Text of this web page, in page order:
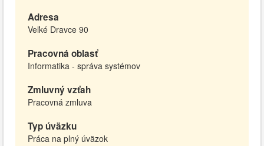
Adresa
Veľké Dravce 90
Pracovná oblasť
Informatika - správa systémov
Zmluvný vzťah
Pracovná zmluva
Typ úväzku
Práca na plný úväzok